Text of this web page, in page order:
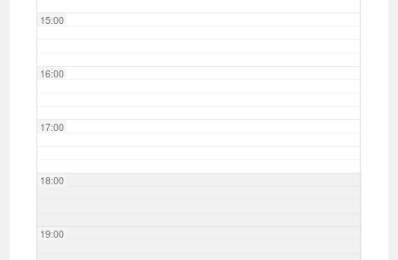
15:00
16:00
17:00
18:00
19:00